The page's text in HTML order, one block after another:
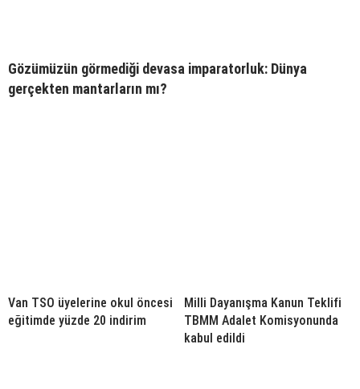
Gözümüzün görmediği devasa imparatorluk: Dünya
gerçekten mantarların mı?
Van TSO üyelerine okul öncesi
eğitimde yüzde 20 indirim
Milli Dayanışma Kanun Teklifi
TBMM Adalet Komisyonunda
kabul edildi